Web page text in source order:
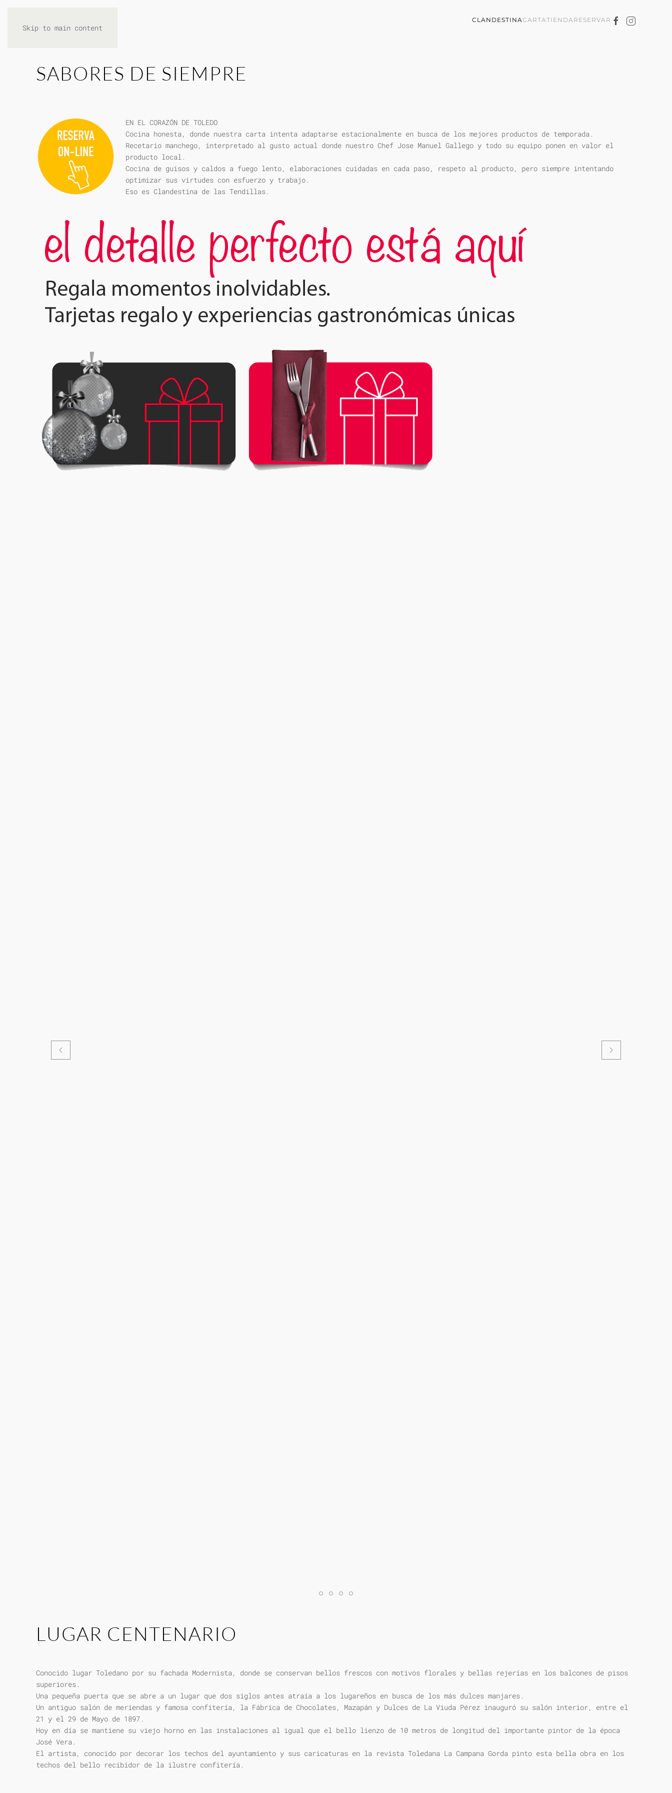
Skip to main content
CLANDESTINACARTATIENDARESERVAR
SABORES DE SIEMPRE
EN EL CORAZÓN DE TOLEDO
Cocina honesta, donde nuestra carta intenta adaptarse estacionalmente en busca de los mejores productos de temporada.
Recetario manchego, interpretado al gusto actual donde nuestro Chef Jose Manuel Gallego y todo su equipo ponen en valor el
producto local.
Cocina de guisos y caldos a fuego lento, elaboraciones cuidadas en cada paso, respeto al producto, pero siempre intentando
optimizar sus virtudes con esfuerzo y trabajo.
Eso es Clandestina de las Tendillas.
LUGAR CENTENARIO
Conocido lugar Toledano por su fachada Modernista, donde se conservan bellos frescos con motivos florales y bellas rejerías en los balcones de pisos
superiores.
Una pequeña puerta que se abre a un lugar que dos siglos antes atraía a los lugareños en busca de los más dulces manjares.
Un antiguo salón de meriendas y famosa confitería, la Fábrica de Chocolates, Mazapán y Dulces de La Viuda Pérez inauguró su salón interior, entre el
21 y el 29 de Mayo de 1897.
Hoy en día se mantiene su viejo horno en las instalaciones al igual que el bello lienzo de 10 metros de longitud del importante pintor de la época
José Vera.
El artista, conocido por decorar los techos del ayuntamiento y sus caricaturas en la revista Toledana La Campana Gorda pinto esta bella obra en los
techos del bello recibidor de la ilustre confitería.